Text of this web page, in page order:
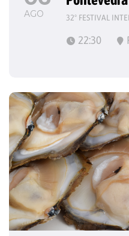
AGO
22:30